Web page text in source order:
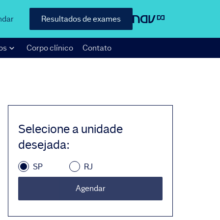
Resultados de exames
Corpo clínico Contato
Selecione a unidade
desejada:
SP RJ
Agendar